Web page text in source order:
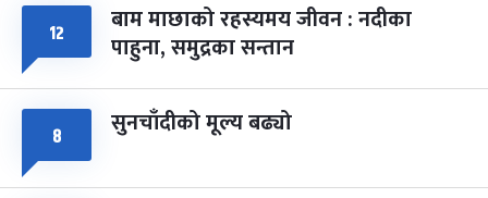
८ फागुपूर्णिमा
चैत्र ८, २०८३-Mar 22, 2027
७ महिना बाँकी
१२ बाम माछाको रहस्यमय जीवन : नदीका
पाहुना, समुद्रका सन्तान
८ सुनचाँदीको मूल्य बढ्यो